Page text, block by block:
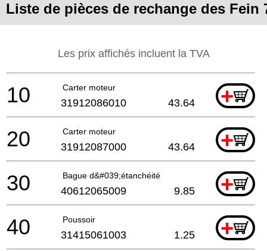
Liste de pièces de rechange des Fein
Les prix affichés incluent la TVA
Carter moteur +
10 31912086010 43.64
Carter moteur +
20 31912087000 43.64
Bague d&#039;étanchéité +
30 40612065009 9.85
Poussoir +
40 31415061003 1.25